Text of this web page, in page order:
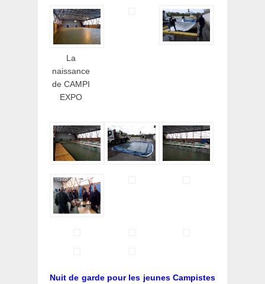
La
naissance
de CAMPI
EXPO
Nuit de garde pour les jeunes Campistes